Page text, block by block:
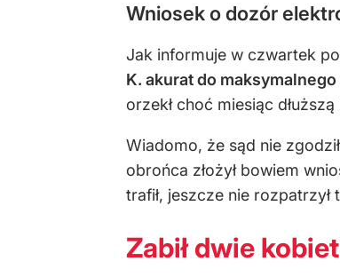
Wniosek o dozór
Jak informuje w czwartek
K. akurat do
orzekł choć miesiąc
Wiadomo, że sąd nie
obrońca złożył bowiem
trafił, jeszcze nie rozpatrzył
Zabił dwie